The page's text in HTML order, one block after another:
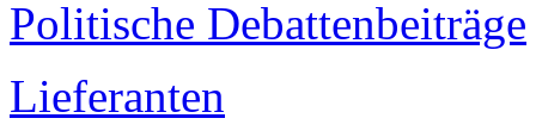
Politische Debattenbeiträge
Lieferanten